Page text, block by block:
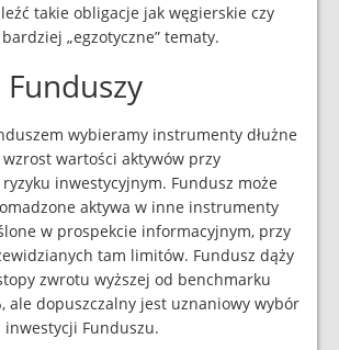
takie obligacje jak węgierskie czy
„egzotyczne” tematy.
wybieramy instrumenty dłużne
wartości aktywów przy
inwestycyjnym. Fundusz może
aktywa w inne instrumenty
w prospekcie informacyjnym, przy
tam limitów. Fundusz dąży
zwrotu wyższej od benchmarku
ale dopuszczalny jest uznaniowy wybór
inwestycji Funduszu.